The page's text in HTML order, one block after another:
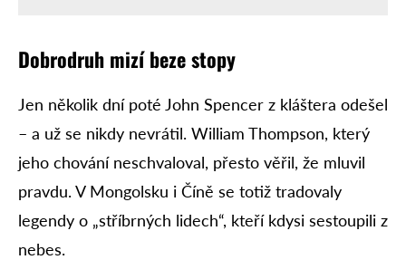
Dobrodruh mizí beze stopy
Jen několik dní poté John Spencer z kláštera odešel
– a už se nikdy nevrátil. William Thompson, který
jeho chování neschvaloval, přesto věřil, že mluvil
pravdu. V Mongolsku i Číně se totiž tradovaly
legendy o „stříbrných lidech“, kteří kdysi sestoupili z
nebes.